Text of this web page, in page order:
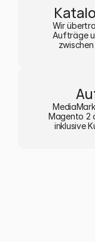
Wir
Aufträge
Magento 2
inklusive